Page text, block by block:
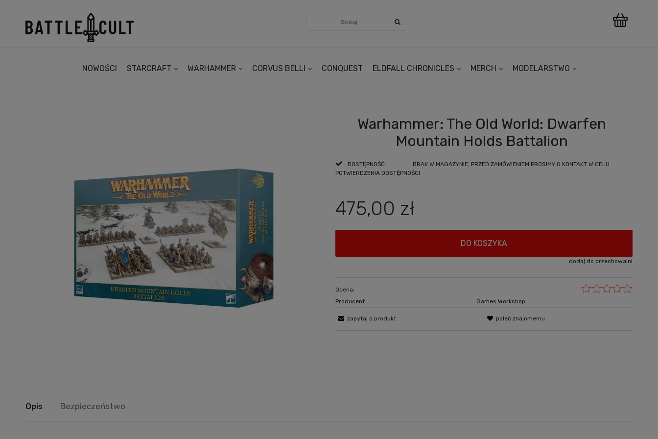
NOWOŚCI STARCRAFT WARHAMMER CORVUS BELLI CONQUEST ELDFALL CHRONICLES MERCH MODELARSTWO
Warhammer: The Old World: Dwarfen
Mountain Holds Battalion
DOSTĘPNOŚĆ:
BRAK W MAGAZYNIE, PRZED ZAMÓWIENIEM PROSIMY O KONTAKT W CELU
POTWIERDZENIA DOSTĘPNOŚCI
475,00 zł
DO KOSZYKA
dodaj do przechowalni
Ocena:
Producent:
Games Workshop
zapytaj o produkt poleć znajomemu
Opis Bezpieczeństwo